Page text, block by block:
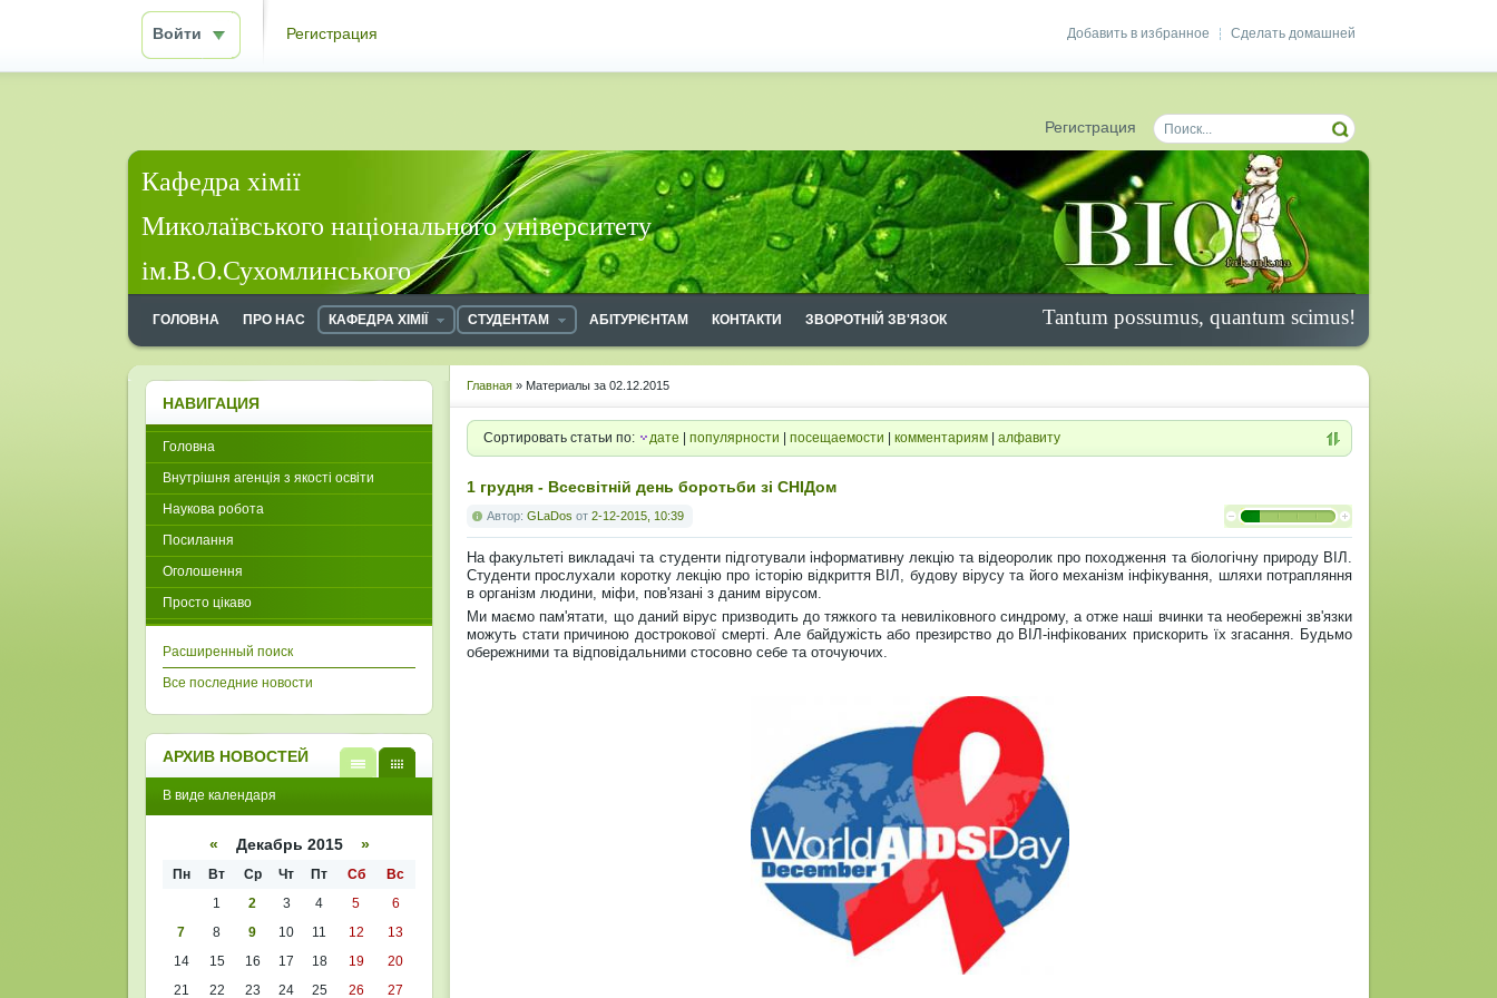
Сделать домашней
Добавить в избранное
Войти Регистрация
Регистрация
Кафедра хімії
Миколаївського національного університету
ім.В.О.Сухомлинського
Tantum possumus, quantum scimus!
ГОЛОВНА ПРО НАС КАФЕДРА ХІМІЇ СТУДЕНТАМ АБІТУРІЄНТАМ КОНТАКТИ ЗВОРОТНІЙ ЗВ'ЯЗОК
Главная » Материалы за 02.12.2015
Сортировать статьи по: дате популярности посещаемости комментариям алфавиту
1 грудня - Всесвітній день боротьби зі СНІДом
Автор: GLaDos от 2-12-2015, 10:39
На факультеті викладачі та студенти підготували інформативну лекцію та відеоролик про походження та біологічну природу ВІЛ.
Студенти прослухали коротку лекцію про історію відкриття ВІЛ, будову вірусу та його механізм інфікування, шляхи потрапляння
в організм людини, міфи, пов'язані з даним вірусом.
Ми маємо пам'ятати, що даний вірус призводить до тяжкого та невиліковного синдрому, а отже наші вчинки та необережні зв'язки
можуть стати причиною дострокової смерті. Але байдужість або презирство до ВІЛ-інфікованих прискорить їх згасання. Будьмо
обережними та відповідальними стосовно себе та оточуючих.
НАВИГАЦИЯ
Головна
Внутрішня агенція з якості освіти
Наукова робота
Посилання
Оголошення
Просто цікаво
Расширенный поиск
Все последние новости
АРХИВ НОВОСТЕЙ
кален
списк
В виде календаря
« Декабрь 2015 »
Пн Вт Ср Чт Пт Сб
Вс
1
2 3 4 5
6
7
8 9 10 11 12
13
14
15 16 17 18 19
20
21
22 23 24 25 26 27